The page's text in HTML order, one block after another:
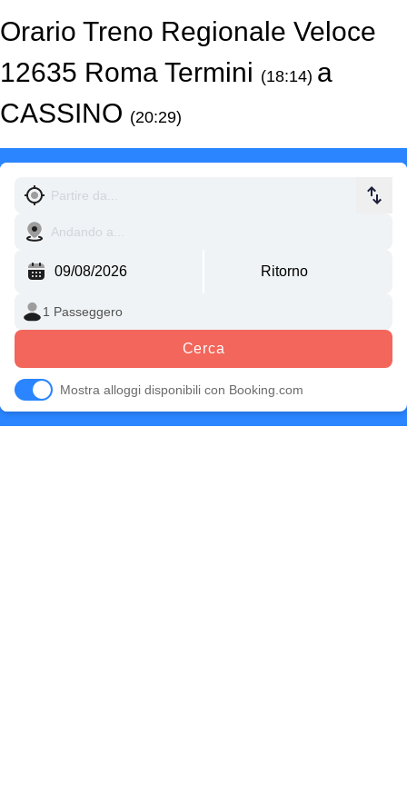
Orario Treno Regionale Veloce
12635 Roma Termini (18:14) a
CASSINO (20:29)
Cerca
Mostra alloggi disponibili con Booking.com